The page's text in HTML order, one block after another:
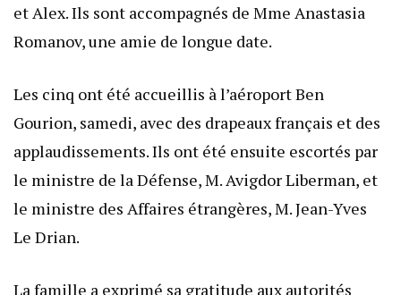
et Alex. Ils sont accompagnés de Mme Anastasia
Romanov, une amie de longue date.
Les cinq ont été accueillis à l’aéroport Ben
Gourion, samedi, avec des drapeaux français et des
applaudissements. Ils ont été ensuite escortés par
le ministre de la Défense, M. Avigdor Liberman, et
le ministre des Affaires étrangères, M. Jean-Yves
Le Drian.
La famille a exprimé sa gratitude aux autorités